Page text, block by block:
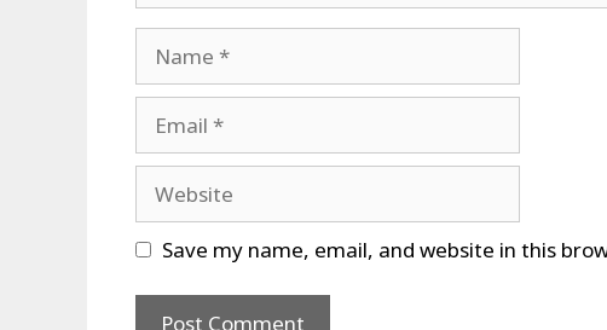
Save my name, email, and website in this